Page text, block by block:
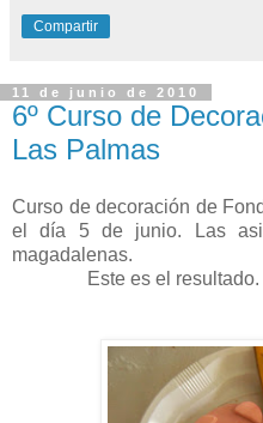
Compartir
11 de junio de 2010
6º Curso de
Las Palmas
Curso de decoración de
el día 5 de junio. Las
magadalenas.
Este es el